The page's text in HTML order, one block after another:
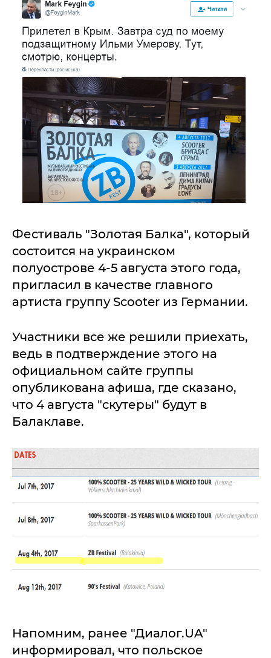
Фестиваль "Золотая Балка", который
состоится на украинском
полуострове 4-5 августа этого года,
пригласил в качестве главного
артиста группу Scooter из Германии.
Участники все же решили приехать,
ведь в подтверждение этого на
официальном сайте группы
опубликована афиша, где сказано,
что 4 августа "скутеры" будут в
Балаклаве.
Напомним, ранее "Диалог.UA"
информировал, что польское